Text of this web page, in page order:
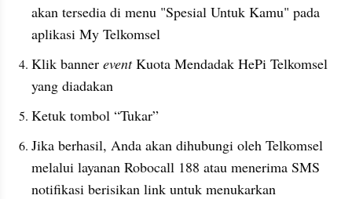
akan tersedia di menu "Spesial Untuk Kamu" pada
aplikasi My Telkomsel
Klik banner event Kuota Mendadak HePi Telkomsel
yang diadakan
Ketuk tombol “Tukar”
Jika berhasil, Anda akan dihubungi oleh Telkomsel
melalui layanan Robocall 188 atau menerima SMS
notifikasi berisikan link untuk menukarkan